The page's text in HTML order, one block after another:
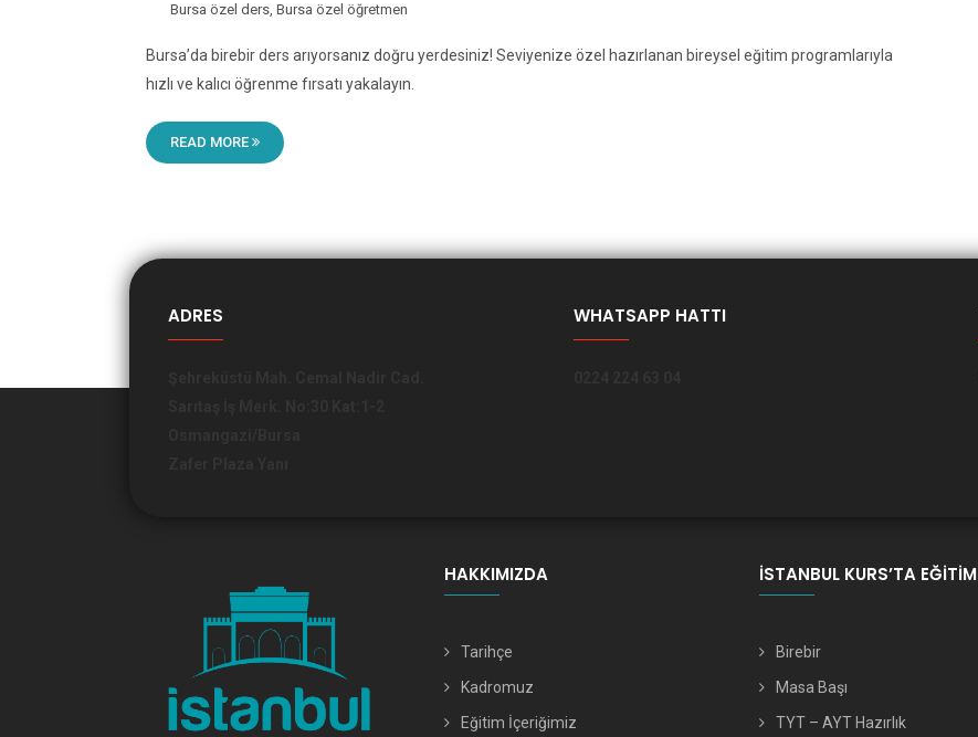
Bursa özel ders, Bursa özel öğretmen
Bursa’da birebir ders arıyorsanız doğru yerdesiniz! Seviyenize özel hazırlanan bireysel eğitim programlarıyla
hızlı ve kalıcı öğrenme fırsatı yakalayın.
READ MORE
ADRES WHATSAPP HATTI
HAKKIMIZDA
Tarihçe
Kadromuz
Eğitim İçeriğimiz
İSTANBUL KURS’TA EĞITIM
Birebir
Masa Başı
TYT – AYT Hazırlık